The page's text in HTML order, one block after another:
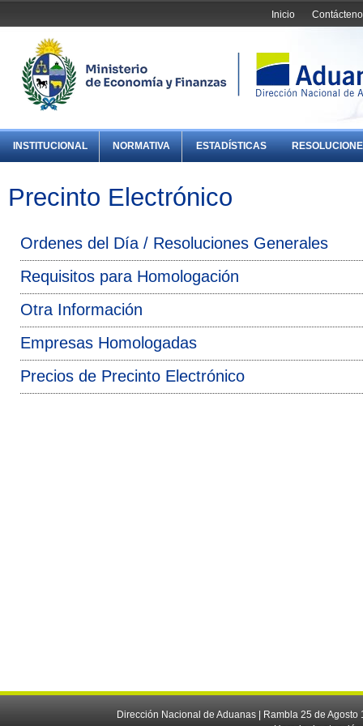
Inicio
INSTITUCIONAL NORMATIVA ESTADÍSTICAS
Precinto Electrónico
Ordenes del Día / Resoluciones Generales
Requisitos para Homologación
Otra Información
Empresas Homologadas
Precios de Precinto Electrónico
Dirección Nacional de Aduanas | Rambla 25 de